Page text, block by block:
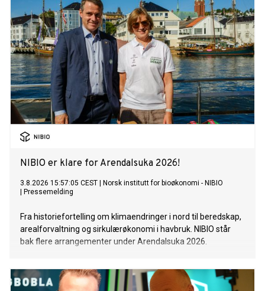
NIBIO er klare for Arendalsuka 2026!
3.8.2026 15:57:05 CEST
Norsk institutt for bioøkonomi - NIBIO
Pressemelding
Fra historiefortelling om klimaendringer i nord til beredskap,
arealforvaltning og sirkulærøkonomi i havbruk. NIBIO står
bak flere arrangementer under Arendalsuka 2026.